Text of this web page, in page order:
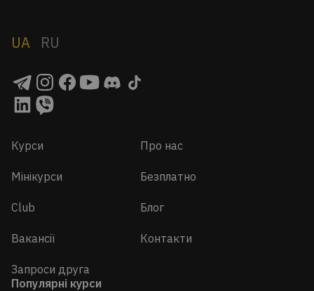
UA RU
Курси
Мінікурси
Club
Вакансії
Запроси друга
Про нас
Безплатно
Блог
Контакти
Популярні курси